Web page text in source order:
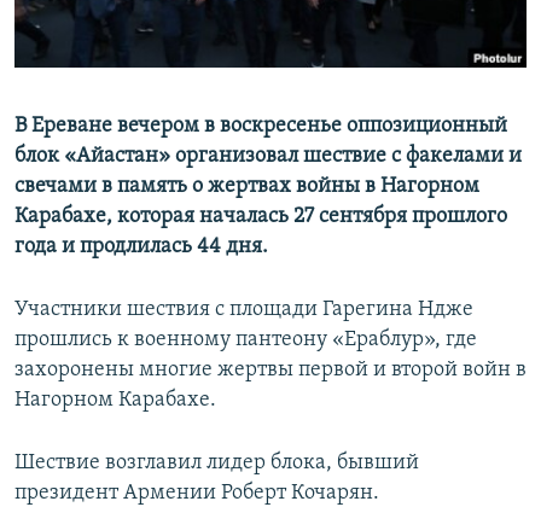
English
Все сайты Радио Азатутюн
В Ереване вечером в воскресенье оппозиционный
блок «Айастан» организовал шествие с факелами и
свечами в память о жертвах войны в Нагорном
Карабахе, которая началась 27 сентября прошлого
года и продлилась 44 дня.
Участники шествия с площади Гарегина Ндже
прошлись к военному пантеону «Ераблур», где
захоронены многие жертвы первой и второй войн в
Нагорном Карабахе.
Шествие возглавил лидер блока, бывший
президент Армении Роберт Кочарян.